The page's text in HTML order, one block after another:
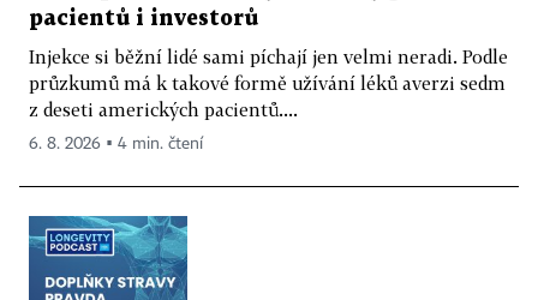
pacientů i investorů
Injekce si běžní lidé sami píchají jen velmi neradi. Podle
průzkumů má k takové formě užívání léků averzi sedm
z deseti amerických pacientů....
6. 8. 2026 ▪ 4 min. čtení